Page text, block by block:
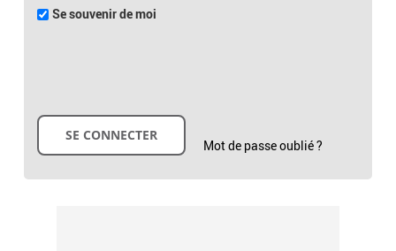
Se souvenir de moi
Mot de passe oublié ?